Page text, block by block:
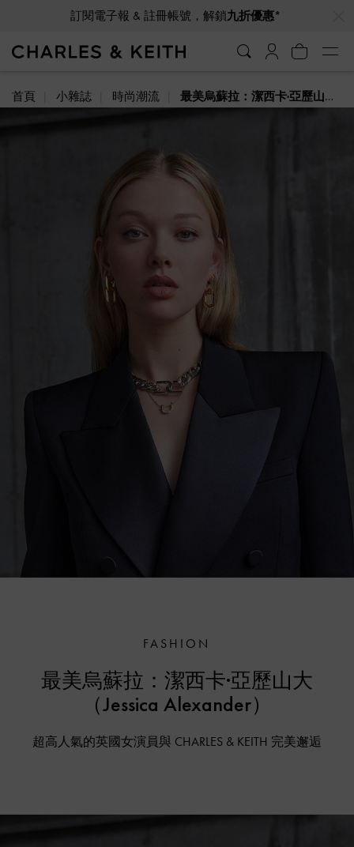
訂閱電子報 & 註冊帳號，解鎖九折優惠*
首頁 小雜誌 時尚潮流 最美烏蘇拉：潔西卡·亞歷山大（Jessica Alexander）
FASHION
最美烏蘇拉：潔西卡·亞歷山大
（Jessica Alexander）
超高人氣的英國女演員與 CHARLES & KEITH 完美邂逅